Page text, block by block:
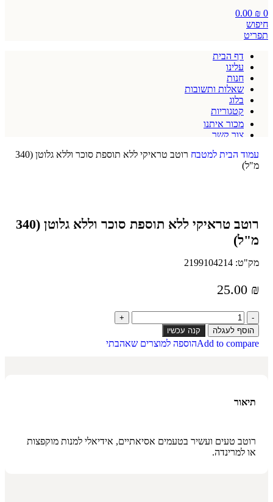
0
0.00 ₪
חיפוש
תפריט
דף הבית
עלינו
חנות
שאלות ותשובות
בלוג
קטגוריות
מכור איתנו
צור קשר
עמוד הבית למטבח
רוטב טראיקי ללא תוספת סוכר וללא גלוטן (340
מ"ל)
רוטב טראיקי ללא תוספת סוכר וללא גלוטן (340
מ"ל)
מק"ט: 2199104214
25.00 ₪
הוסף לעגלה קנה עכשיו
Add to compareהוספה למוצרים שאהבתי
תיאור
רוטב טעים ועשיר בטעמים אסיאתיים, אידיאלי למנות מוקפצות
או למרינדה.